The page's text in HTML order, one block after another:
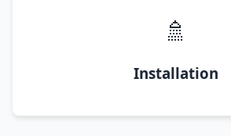
🚿
Installation